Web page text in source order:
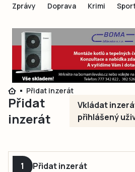
Přihlásit se
Přihlásit se přes
Ještě nemám účet, chci
Zprávy Doprava Krimi
Přidat inzerát
Přidat
inzerát
Vkládat
přihlášený
Přidat inzerát